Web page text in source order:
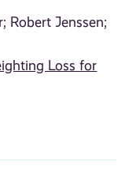
Robert Jenssen;
Loss for